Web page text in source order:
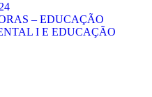
– EDUCAÇÃO
I E EDUCAÇÃO